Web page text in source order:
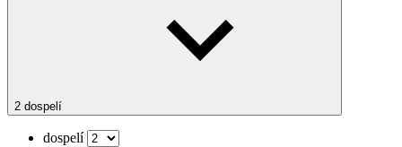
2 dospelí
dospelí